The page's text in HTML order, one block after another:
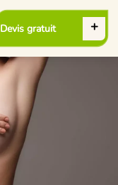
Devis gratuit